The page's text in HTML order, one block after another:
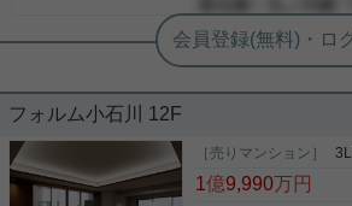
フォルム小石川 12F
［売りマンション］
1億9,990万円